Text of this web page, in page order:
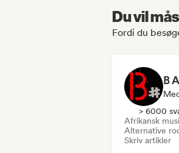
Du vil
Fordi du
B
> 6000
Afrikansk
Alternative
Skriv artikler